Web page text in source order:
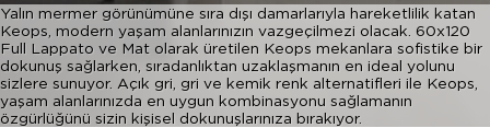
Yalın mermer görünümüne sıra dışı damarlarıyla hareketlilik katan
Keops, modern yaşam alanlarınızın vazgeçilmezi olacak. 60x120
Full Lappato ve Mat olarak üretilen Keops mekanlara sofistike bir
dokunuş sağlarken, sıradanlıktan uzaklaşmanın en ideal yolunu
sizlere sunuyor. Açık gri, gri ve kemik renk alternatifleri ile Keops,
yaşam alanlarınızda en uygun kombinasyonu sağlamanın
özgürlüğünü sizin kişisel dokunuşlarınıza bırakıyor.